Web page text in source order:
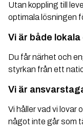
Utan koppling till
optimala lösningen
Vi är både
Du får närhet och
styrkan från ett
Vi är
Vi håller vad vi lovar
något inte går som